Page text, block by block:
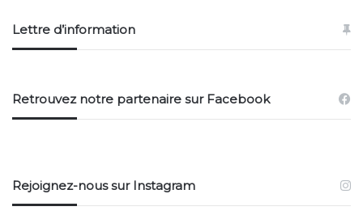
Lettre d’information
Retrouvez notre partenaire sur Facebook
Rejoignez-nous sur Instagram